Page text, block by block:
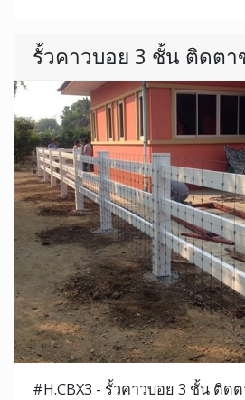
รั้วคาวบอย 3 ชั้น ติดตา
#H.CBX3 - รั้วคาวบอย 3 ชั้น ติด